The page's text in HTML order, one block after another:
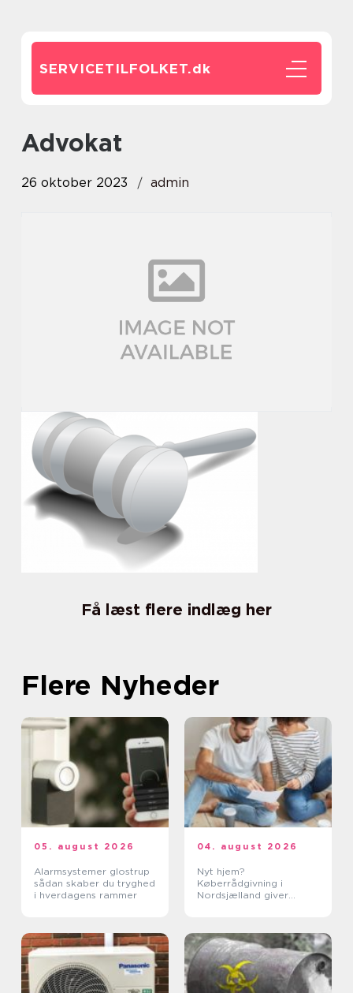
SERVICETILFOLKET.dk
advokat
26 oktober 2023 admin
Få læst flere indlæg her
Flere Nyheder
05. august 2026
Alarmsystemer glostrup
sådan skaber du tryghed
i hverdagens rammer
04. august 2026
Nyt hjem?
Køberrådgivning i
Nordsjælland giver